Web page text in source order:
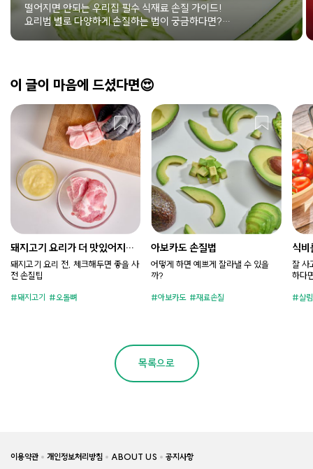
떨어지면 안되는 우리집 필수 식재료 손질 가이드!
요리법 별로 다양하게 손질하는 법이 궁금하다면?
식재료별 손질하는 꿀팁을 소개합니다!
이 글이 마음에 드셨다면😍
돼지고기 요리가 더 맛있어지는
손질팁
돼지고기 요리 전, 체크해두면 좋을 사
전 손질팁
돼지고기 오돌뼈
아보카도 손질법
어떻게 하면 예쁘게 잘라낼 수 있을
까?
아보카도 재료손질
식비
잘 사
하다
살림
목록으로
이용약관 개인정보처리방침 ABOUT US 공지사항